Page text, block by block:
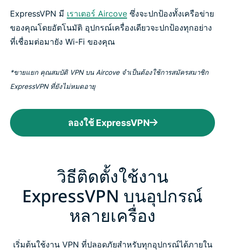
ExpressVPN มี เราเตอร์ Aircove ซึ่งจะปกป้องทั้งเครือข่าย
ของคุณโดยอัตโนมัติ อุปกรณ์เครื่องเดียวจะปกป้องทุกอย่าง
ที่เชื่อมต่อมายัง Wi-Fi ของคุณ
*ขายแยก คุณสมบัติ VPN บน Aircove จำเป็นต้องใช้การสมัครสมาชิก
ExpressVPN ที่ยังไม่หมดอายุ
ลองใช้ ExpressVPN
วิธีติดตั้งใช้งาน
ExpressVPN บนอุปกรณ์
หลายเครื่อง
เริ่มต้นใช้งาน VPN ที่ปลอดภัยสำหรับทุกอุปกรณ์ได้ภายใน